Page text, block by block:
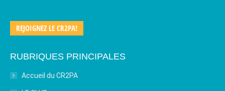
REJOIGNEZ LE CR2PA!
RUBRIQUES PRINCIPALES
Accueil du CR2PA